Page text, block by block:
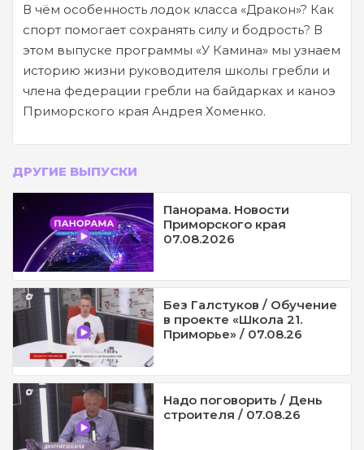
В чём особенность лодок класса «Дракон»? Как
спорт помогает сохранять силу и бодрость? В
этом выпуске программы «У Камина» мы узнаем
историю жизни руководителя школы гребли и
члена федерации гребли на байдарках и каноэ
Приморского края Андрея Хоменко.
ДРУГИЕ ВЫПУСКИ
Панорама. Новости
Приморского края
07.08.2026
Без Галстуков / Обучение
в проекте «Школа 21.
Приморье» / 07.08.26
Надо поговорить / День
строителя / 07.08.26